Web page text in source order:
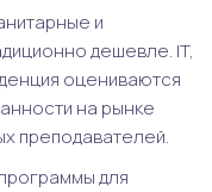
и
дешевле. IT,
оцениваются
на рынке
преподавателей.
для